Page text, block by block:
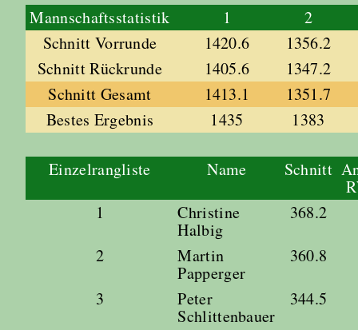
Mannschaftsstatistik 1
2
Schnitt Vorrunde
1420.6
1356.2
Schnitt Rückrunde
1405.6
1347.2
Schnitt Gesamt
1413.1
1351.7
Bestes Ergebnis
1435 1383
Einzelrangliste Name Schnitt
1
Christine
Halbig
368.2
2
Martin
Papperger
360.8
3
Peter
Schlittenbauer
344.5